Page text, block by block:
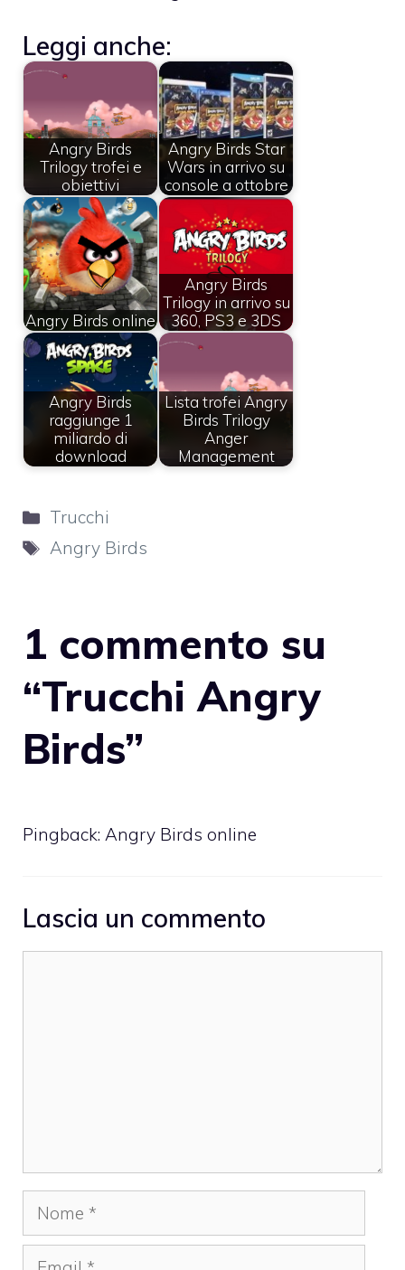
Leggi anche:
Angry Birds
Trilogy trofei e
obiettivi
Angry Birds Star
Wars in arrivo su
console a ottobre
Angry Birds online
Angry Birds
Trilogy in arrivo su
360, PS3 e 3DS
Angry Birds
raggiunge 1
miliardo di
download
Lista trofei Angry
Birds Trilogy
Anger
Management
Categorie
Trucchi
Tag
Angry Birds
1 commento su
“Trucchi Angry
Birds”
Pingback: Angry Birds online
Lascia un commento
Nome
Email